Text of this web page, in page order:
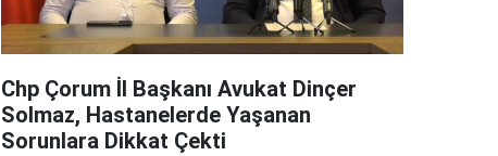
Chp Çorum İl Başkanı Avukat Dinçer
Solmaz, Hastanelerde Yaşanan
Sorunlara Dikkat Çekti